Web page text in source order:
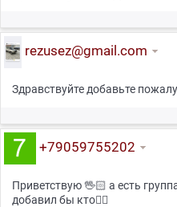
rezusez@gmail.com
Здравствуйте добавьте
+79059755202
Приветствую 🖖🏻 а есть
добавил бы кто👍🏻